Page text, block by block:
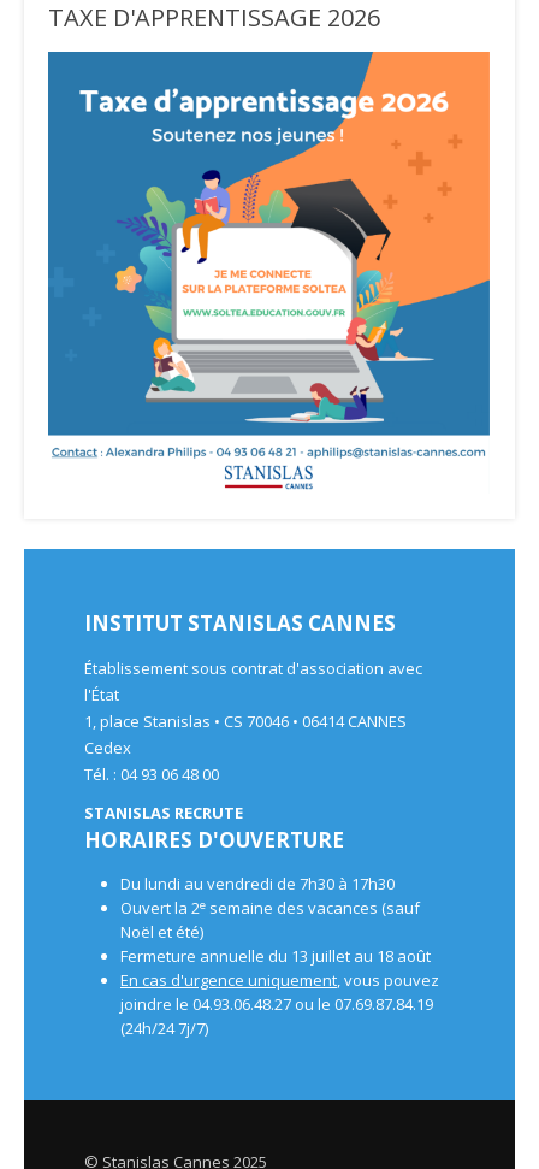
TAXE D'APPRENTISSAGE 2026
INSTITUT STANISLAS CANNES
Établissement sous contrat d'association avec
l'État
1, place Stanislas • CS 70046 • 06414 CANNES
Cedex
Tél. : 04 93 06 48 00
STANISLAS RECRUTE
HORAIRES D'OUVERTURE
Du lundi au vendredi de 7h30 à 17h30
Ouvert la 2e semaine des vacances (sauf
Noël et été)
Fermeture annuelle du 13 juillet au 18 août
En cas d'urgence uniquement, vous pouvez
joindre le 04.93.06.48.27 ou le 07.69.87.84.19
(24h/24 7j/7)
© Stanislas Cannes 2025